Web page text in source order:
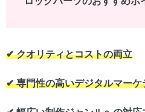
✔︎ クオリティとコストの両立
✔︎ 専門性の高いデジタルマーケ